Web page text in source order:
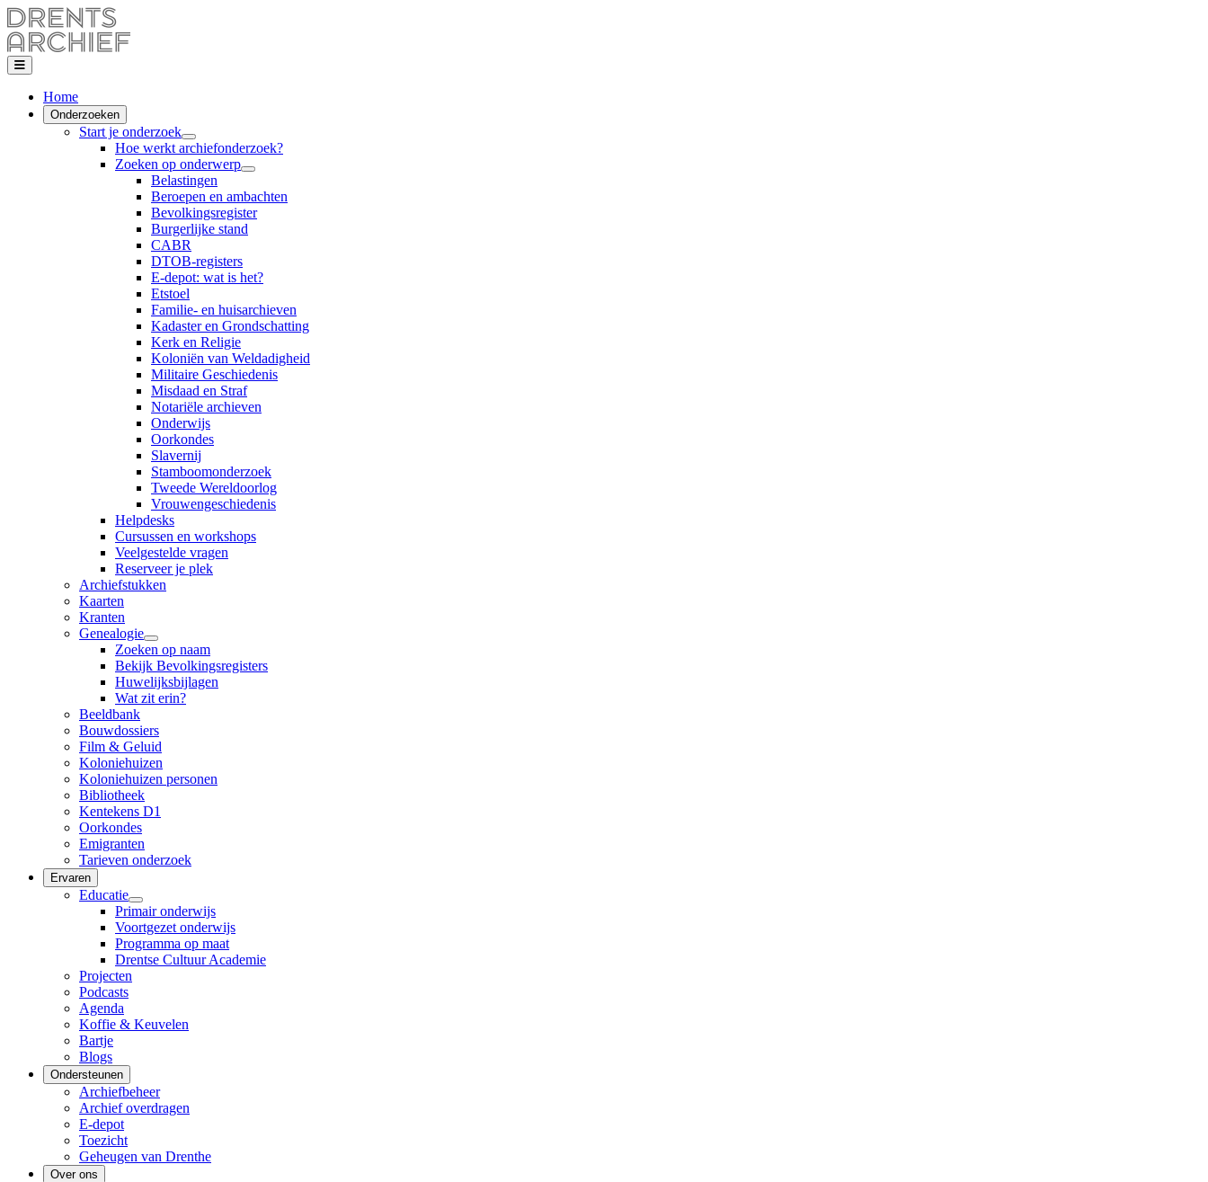
Home
Onderzoeken
Start je onderzoek
Hoe werkt archiefonderzoek?
Zoeken op onderwerp
Belastingen
Beroepen en ambachten
Bevolkingsregister
Burgerlijke stand
CABR
DTOB-registers
E-depot: wat is het?
Etstoel
Familie- en huisarchieven
Kadaster en Grondschatting
Kerk en Religie
Koloniën van Weldadigheid
Militaire Geschiedenis
Misdaad en Straf
Notariële archieven
Onderwijs
Oorkondes
Slavernij
Stamboomonderzoek
Tweede Wereldoorlog
Vrouwengeschiedenis
Helpdesks
Cursussen en workshops
Veelgestelde vragen
Reserveer je plek
Archiefstukken
Kaarten
Kranten
Genealogie
Zoeken op naam
Bekijk Bevolkingsregisters
Huwelijksbijlagen
Wat zit erin?
Beeldbank
Bouwdossiers
Film & Geluid
Koloniehuizen
Koloniehuizen personen
Bibliotheek
Kentekens D1
Oorkondes
Emigranten
Tarieven onderzoek
Ervaren
Educatie
Primair onderwijs
Voortgezet onderwijs
Programma op maat
Drentse Cultuur Academie
Projecten
Podcasts
Agenda
Koffie & Keuvelen
Bartje
Blogs
Ondersteunen
Archiefbeheer
Archief overdragen
E-depot
Toezicht
Geheugen van Drenthe
Over ons